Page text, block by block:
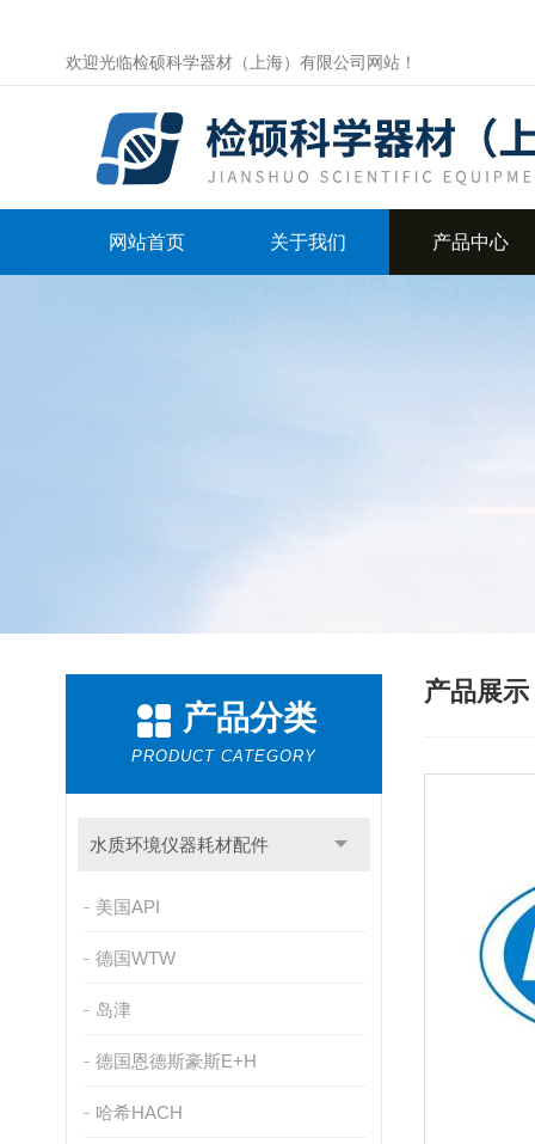
欢迎光临检硕科学器材（上海）有限公司网站！
网站首页 关于我们 产品中心
产品分类
PRODUCT CATEGORY
水质环境仪器耗材配件
美国API
德国WTW
岛津
德国恩德斯豪斯E+H
哈希HACH
产品展示